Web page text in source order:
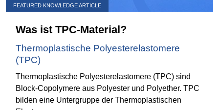
FEATURED KNOWLEDGE ARTICLE
Was ist TPC-Material?
Thermoplastische Polyesterelastomere
(TPC)
Thermoplastische Polyesterelastomere (TPC) sind
Block-Copolymere aus Polyester und Polyether. TPC
bilden eine Untergruppe der Thermoplastischen